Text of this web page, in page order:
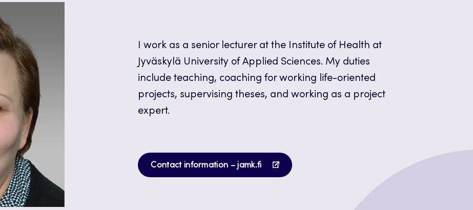
I work as a senior lecturer at the Institute of Health at
Jyväskylä University of Applied Sciences. My duties
include teaching, coaching for working life-oriented
projects, supervising theses, and working as a project
expert.
Contact information – jamk.fi
Opens
in